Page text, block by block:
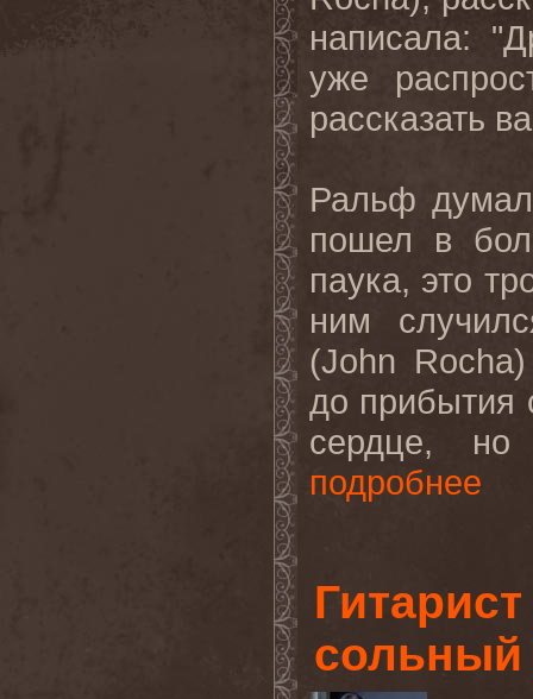
написала:
уже
рассказать
Ральф думал
пошел в
паука, это
ним
(John Rocha
до прибытия
сердце, но
подробнее